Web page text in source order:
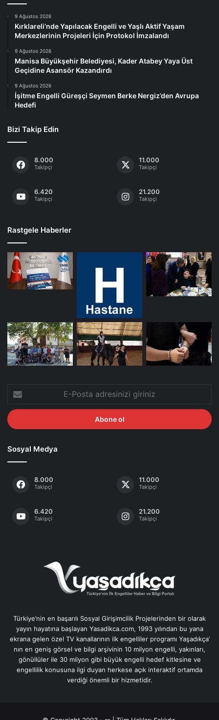
9 Ağustos 2026
Kırklareli’nde Yapılacak Engelli ve Yaşlı Aktif Yaşam
Merkezlerinin Projeleri İçin Protokol İmzalandı
9 Ağustos 2026
Manisa Büyükşehir Belediyesi, Kader Atabey Yaya Üst
Geçidine Asansör Kazandırdı
9 Ağustos 2026
İşitme Engelli Güreşçi Seymen Berke Nergiz’den Avrupa
Hedefi
Bizi Takip Edin
8.000
Takipçi
11.000
Takipçi
6.420
Takipçi
21.200
Takipçi
Rastgele Haberler
Posta
adresinizi
giriniz
Sosyal Medya
8.000
Takipçi
11.000
Takipçi
6.420
Takipçi
21.200
Takipçi
Türkiye’nin en başarılı Sosyal Girişimcilik Projelerinden bir olarak
yayın hayatına başlayan Yasadikca.com, 1993 yılından bu yana
ekrana gelen özel TV kanallarının ilk engelliler programı Yaşadıkça’
nın en geniş görsel ve bilgi arşivinin 10 milyon engelli, yakınları,
gönüllüler ile 30 milyon gibi büyük engelli hedef kitlesine ve
engellilik konusuna ilgi duyan herkese açık interaktif ortamda
verdiği önemli bir hizmetidir.